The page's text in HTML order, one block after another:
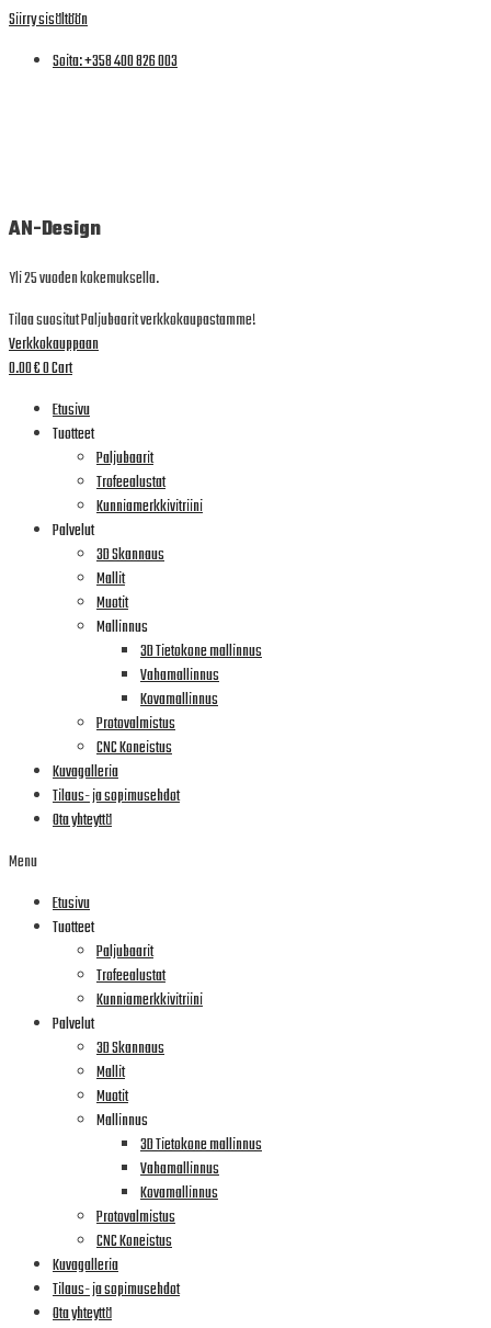
Siirry sisältöön
Soita: +358 400 826 003
AN-Design
Yli 25 vuoden kokemuksella.
Tilaa suositut Paljubaarit verkkokaupastamme!
Verkkokauppaan
0.00€0Cart
Etusivu
Tuotteet
Paljubaarit
Trofeealustat
Kunniamerkkivitriini
Palvelut
3D Skannaus
Mallit
Muotit
Mallinnus
3D Tietokone mallinnus
Vahamallinnus
Kovamallinnus
Protovalmistus
CNC Koneistus
Kuvagalleria
Tilaus- ja sopimusehdot
Ota yhteyttä
Menu
Etusivu
Tuotteet
Paljubaarit
Trofeealustat
Kunniamerkkivitriini
Palvelut
3D Skannaus
Mallit
Muotit
Mallinnus
3D Tietokone mallinnus
Vahamallinnus
Kovamallinnus
Protovalmistus
CNC Koneistus
Kuvagalleria
Tilaus- ja sopimusehdot
Ota yhteyttä